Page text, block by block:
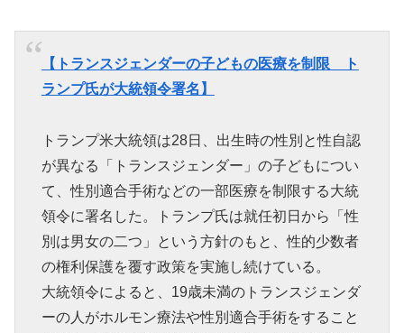
【トランスジェンダーの子どもの医療を制限 ト
ランプ氏が大統領令署名】
トランプ米大統領は28日、出生時の性別と性自認
が異なる「トランスジェンダー」の子どもについ
て、性別適合手術などの一部医療を制限する大統
領令に署名した。トランプ氏は就任初日から「性
別は男女の二つ」という方針のもと、性的少数者
の権利保護を覆す政策を実施し続けている。
大統領令によると、19歳未満のトランスジェンダ
ーの人がホルモン療法や性別適合手術をすること